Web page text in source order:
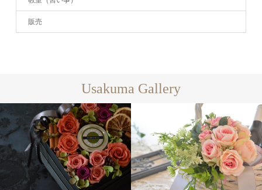
販売
Usakuma Gallery